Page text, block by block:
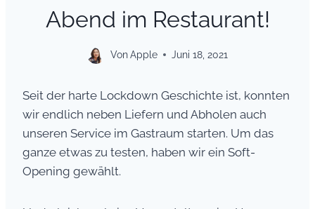
Abend im Restaurant!
VonApple Juni 18, 2021
Seit der harte Lockdown Geschichte ist, konnten
wir endlich neben Liefern und Abholen auch
unseren Service im Gastraum starten. Um das
ganze etwas zu testen, haben wir ein Soft-
Opening gewählt.